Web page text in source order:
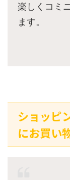
楽しくコミ
ます。
ショッピ
にお買い